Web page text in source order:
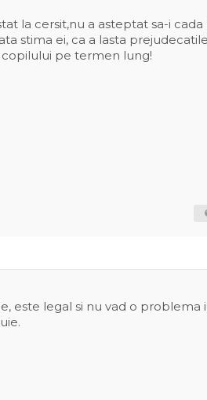
la cersit,nu a asteptat sa-i cada
stima ei, ca a lasta prejudecatile
pe termen lung!
este legal si nu vad o problema